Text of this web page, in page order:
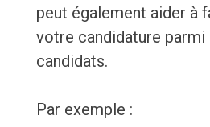
peut également aider à
votre candidature parmi
candidats.
Par exemple :